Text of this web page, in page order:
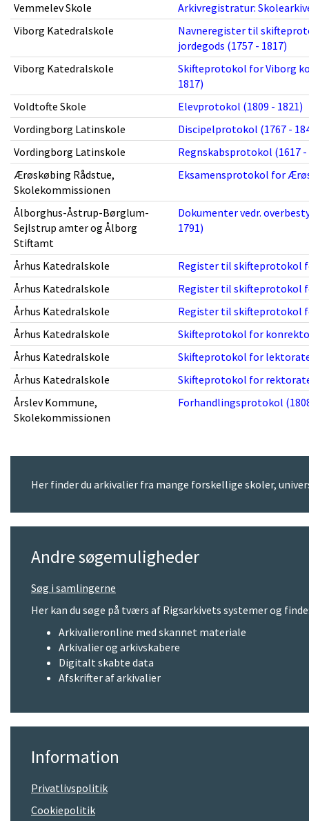
Vemmelev Skole
Arkivregistratur:
Viborg Katedralskole
Navneregister til
jordegods (1757 - 1817)
Viborg Katedralskole
Skifteprotokol for Viborg
1817)
Voldtofte Skole
Elevprotokol (1809 - 1821)
Vordingborg Latinskole
Discipelprotokol (1767 -
Vordingborg Latinskole
Regnskabsprotokol (1617 -
Ærøskøbing Rådstue,
Skolekommissionen
Eksamensprotokol for
Ålborghus-Åstrup-Børglum-
Sejlstrup amter og Ålborg
Stiftamt
Dokumenter vedr.
1791)
Århus Katedralskole
Register til skifteprotokol
Århus Katedralskole
Register til skifteprotokol
Århus Katedralskole
Register til skifteprotokol
Århus Katedralskole
Skifteprotokol for
Århus Katedralskole
Skifteprotokol for
Århus Katedralskole
Skifteprotokol for
Årslev Kommune,
Skolekommissionen
Forhandlingsprotokol
Her finder du arkivalier fra mange forskellige skoler,
Andre søgemuligheder
Søg i samlingerne
Her kan du søge på tværs af Rigsarkivets systemer og
Arkivalieronline med skannet materiale
Arkivalier og arkivskabere
Digitalt skabte data
Afskrifter af arkivalier
Information
Privatlivspolitik
Cookiepolitik